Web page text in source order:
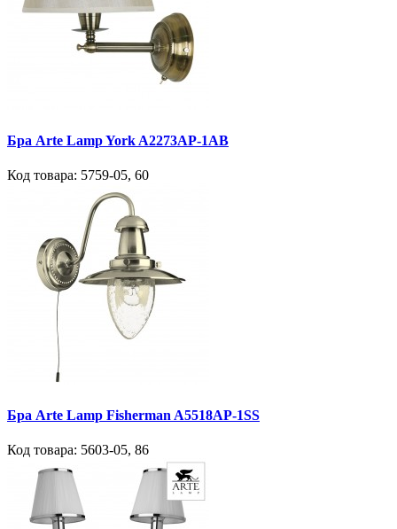
Бра Arte Lamp York A2273AP-1AB
Код товара: 5759-05, 60
Бра Arte Lamp Fisherman A5518AP-1SS
Код товара: 5603-05, 86